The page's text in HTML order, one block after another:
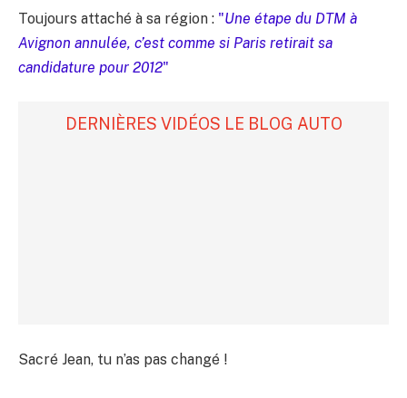
Toujours attaché à sa région : "Une étape du DTM à
Avignon annulée, c’est comme si Paris retirait sa
candidature pour 2012"
DERNIÈRES VIDÉOS LE BLOG AUTO
Sacré Jean, tu n’as pas changé !